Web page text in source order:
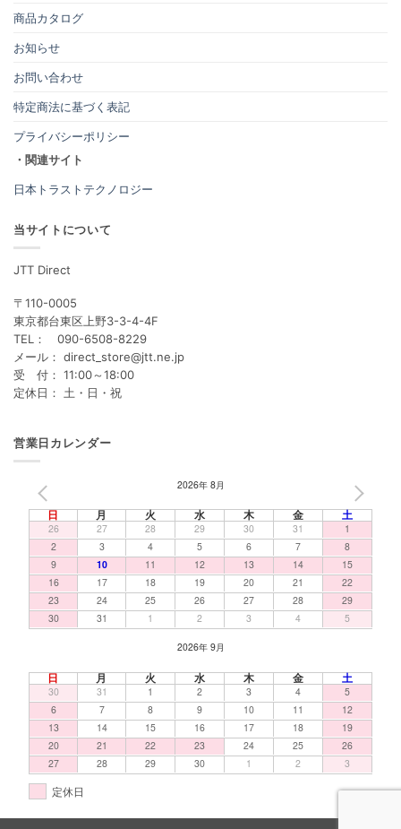
商品カタログ
お知らせ
お問い合わせ
特定商法に基づく表記
プライバシーポリシー
・関連サイト
日本トラストテクノロジー
当サイトについて
JTT Direct
〒110-0005
東京都台東区上野3-3-4-4F
TEL： 090-6508-8229
メール： direct_store@jtt.ne.jp
受 付： 11:00～18:00
定休日： 土・日・祝
営業日カレンダー
2026年 8月
日 月 火 水 木 金 土
26 27 28 29 30 31
1
2
3 4 5 6 7
8
9
10 11 12 13 14
15
16
17 18 19 20 21
22
23
24 25 26 27 28
29
30
31 1 2 3 4 5
2026年 9月
日 月 火 水 木 金 土
30 31 1 2 3 4
5
6
7 8 9 10 11
12
13
14 15 16 17 18
19
20
21 22 23 24 25
26
27
28 29 30 1 2 3
定休日